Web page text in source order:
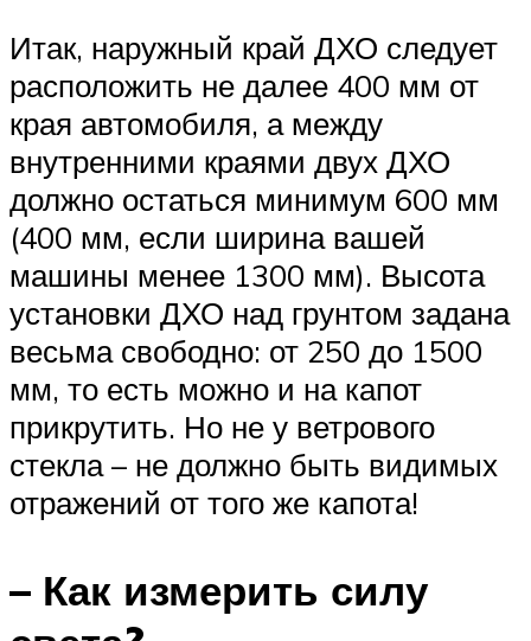
Итак, наружный край ДХО следует
расположить не далее 400 мм от
края автомобиля, а между
внутренними краями двух ДХО
должно остаться минимум 600 мм
(400 мм, если ширина вашей
машины менее 1300 мм). Высота
установки ДХО над грунтом задана
весьма свободно: от 250 до 1500
мм, то есть можно и на капот
прикрутить. Но не у ветрового
стекла – не должно быть видимых
отражений от того же капота!
– Как измерить силу